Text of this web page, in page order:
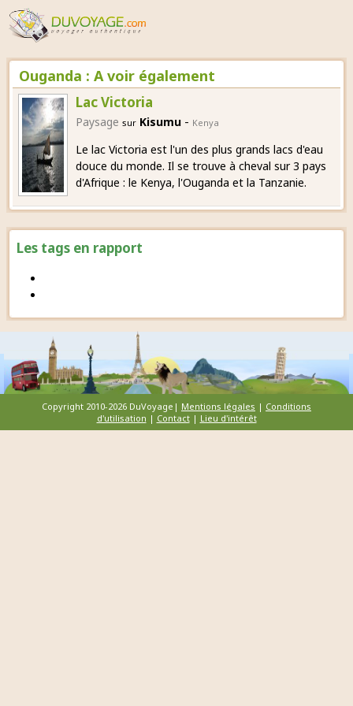
Les tags en rapport
Ouganda : A voir également
Lac Victoria
Paysage sur Kisumu- Kenya
Le lac Victoria est l'un des plus grands lacs d'eau
douce du monde. Il se trouve à cheval sur 3 pays
d'Afrique : le Kenya, l'Ouganda et la Tanzanie.
Copyright 2010-2026 DuVoyage| Mentions légales | Conditions
d'utilisation | Contact| Lieu d'intérêt